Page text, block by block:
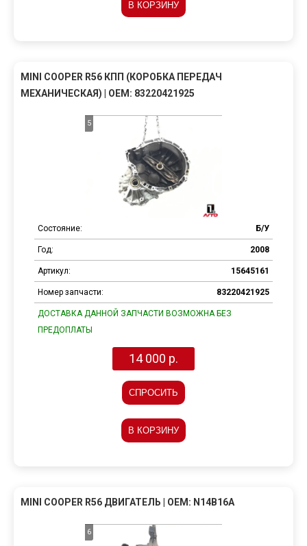
В КОРЗИНУ
MINI COOPER R56 КПП (КОРОБКА ПЕРЕДАЧ
МЕХАНИЧЕСКАЯ) | OEM: 83220421925
5
Состояние: Б/У
Год: 2008
Артикул: 15645161
Номер запчасти: 83220421925
ДОСТАВКА ДАННОЙ ЗАПЧАСТИ ВОЗМОЖНА БЕЗ
ПРЕДОПЛАТЫ
14 000 р.
СПРОСИТЬ
В КОРЗИНУ
MINI COOPER R56 ДВИГАТЕЛЬ | OEM: N14B16A
6